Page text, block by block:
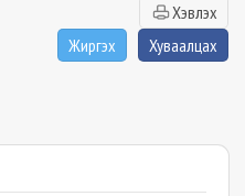
Хэвлэх
Жиргэх
Хуваалцах